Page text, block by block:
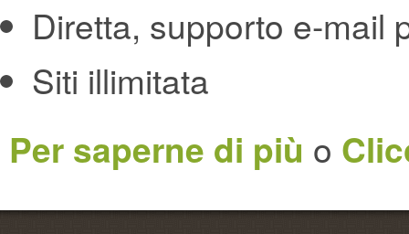
Diretta, supporto e-mail
Siti illimitata
Per saperne di più o